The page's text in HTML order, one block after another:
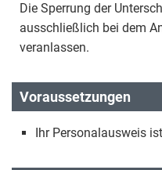
Die Sperrung der
ausschließlich bei dem
veranlassen.
Voraussetzungen
Ihr Personalausweis